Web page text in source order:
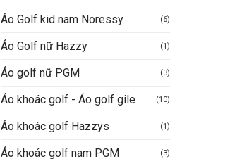
Áo Golf kid nam Noressy (6)
Áo Golf nữ Hazzy (1)
Áo golf nữ PGM (3)
Áo khoác golf - Áo golf gile (10)
Áo khoác golf Hazzys (1)
Áo khoác golf nam PGM (3)